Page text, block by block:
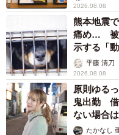
2026.08.08
熊本地震
痛め… 被
示する「
平藤 清刀
2026.08.08
原則ゆる
鬼出勤 借
ない場合
ストに取
たかなし